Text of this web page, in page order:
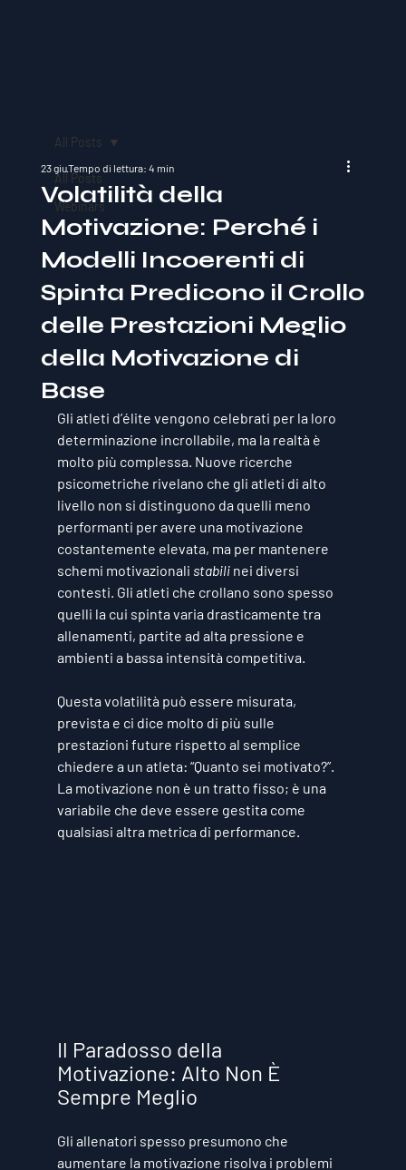
All Posts
Webinars
All Posts
Volatilità della
Motivazione: Perché i
Modelli Incoerenti di
Spinta Predicono il Crollo
delle Prestazioni Meglio
della Motivazione di
Base
23 giuTempo di lettura: 4 min
Gli atleti d’élite vengono celebrati per la loro
determinazione incrollabile, ma la realtà è
molto più complessa. Nuove ricerche
psicometriche rivelano che gli atleti di alto
livello non si distinguono da quelli meno
performanti per avere una motivazione
costantemente elevata, ma per mantenere
schemi motivazionali stabili nei diversi
contesti. Gli atleti che crollano sono spesso
quelli la cui spinta varia drasticamente tra
allenamenti, partite ad alta pressione e
ambienti a bassa intensità competitiva.
Questa volatilità può essere misurata,
prevista e ci dice molto di più sulle
prestazioni future rispetto al semplice
chiedere a un atleta: “Quanto sei motivato?”.
La motivazione non è un tratto fisso; è una
variabile che deve essere gestita come
qualsiasi altra metrica di performance.
Il Paradosso della
Motivazione: Alto Non È
Sempre Meglio
Gli allenatori spesso presumono che
aumentare la motivazione risolva i problemi